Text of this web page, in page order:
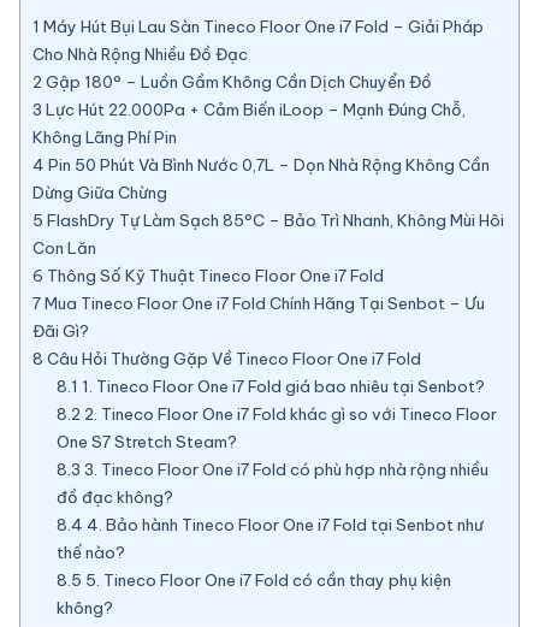
1 Máy Hút Bụi Lau Sàn Tineco Floor One i7 Fold – Giải Pháp
Cho Nhà Rộng Nhiều Đồ Đạc
2 Gập 180° – Luồn Gầm Không Cần Dịch Chuyển Đồ
3 Lực Hút 22.000Pa + Cảm Biến iLoop – Mạnh Đúng Chỗ,
Không Lãng Phí Pin
4 Pin 50 Phút Và Bình Nước 0,7L – Dọn Nhà Rộng Không Cần
Dừng Giữa Chừng
5 FlashDry Tự Làm Sạch 85°C – Bảo Trì Nhanh, Không Mùi Hôi
Con Lăn
6 Thông Số Kỹ Thuật Tineco Floor One i7 Fold
7Mua Tineco Floor One i7 Fold Chính Hãng Tại Senbot – Ưu
Đãi Gì?
8 Câu Hỏi Thường Gặp Về Tineco Floor One i7 Fold
8.1 1. Tineco Floor One i7 Fold giá bao nhiêu tại Senbot?
8.2 2. Tineco Floor One i7 Fold khác gì so với Tineco Floor
One S7 Stretch Steam?
8.3 3. Tineco Floor One i7 Fold có phù hợp nhà rộng nhiều
đồ đạc không?
8.4 4. Bảo hành Tineco Floor One i7 Fold tại Senbot như
thế nào?
8.5 5. Tineco Floor One i7 Fold có cần thay phụ kiện
không?